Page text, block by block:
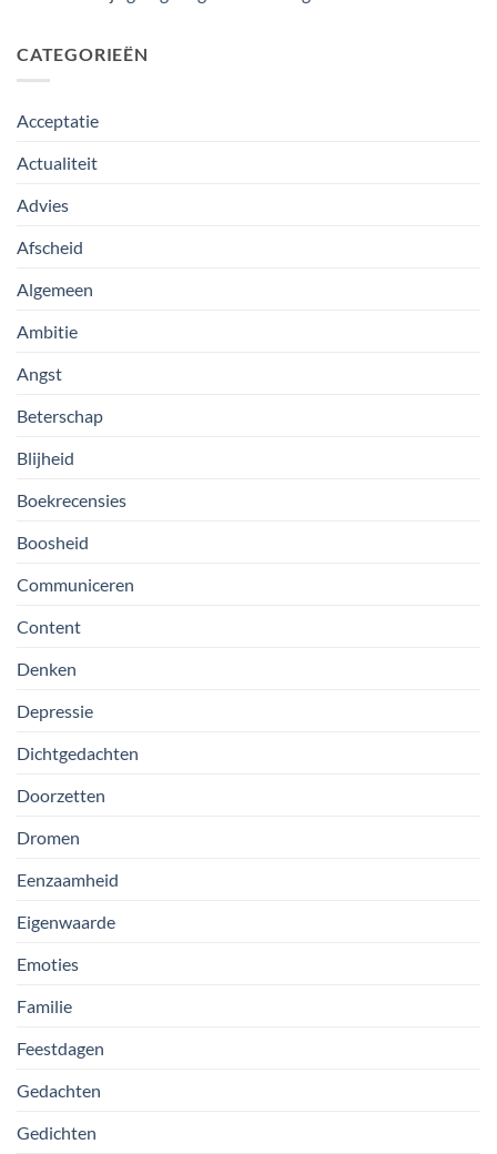
CATEGORIEËN
Acceptatie
Actualiteit
Advies
Afscheid
Algemeen
Ambitie
Angst
Beterschap
Blijheid
Boekrecensies
Boosheid
Communiceren
Content
Denken
Depressie
Dichtgedachten
Doorzetten
Dromen
Eenzaamheid
Eigenwaarde
Emoties
Familie
Feestdagen
Gedachten
Gedichten